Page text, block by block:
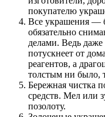
покупателю
Все украшения —
обязательно
делами. Ведь даже
потускнеет от
реагентов, а
толстым ни было,
Бережная чистка
средств. Мел или
позолоту.